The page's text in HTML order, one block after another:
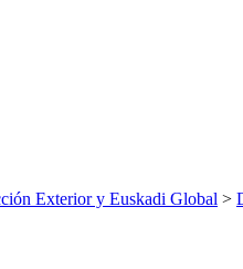
Exterior y Euskadi Global >